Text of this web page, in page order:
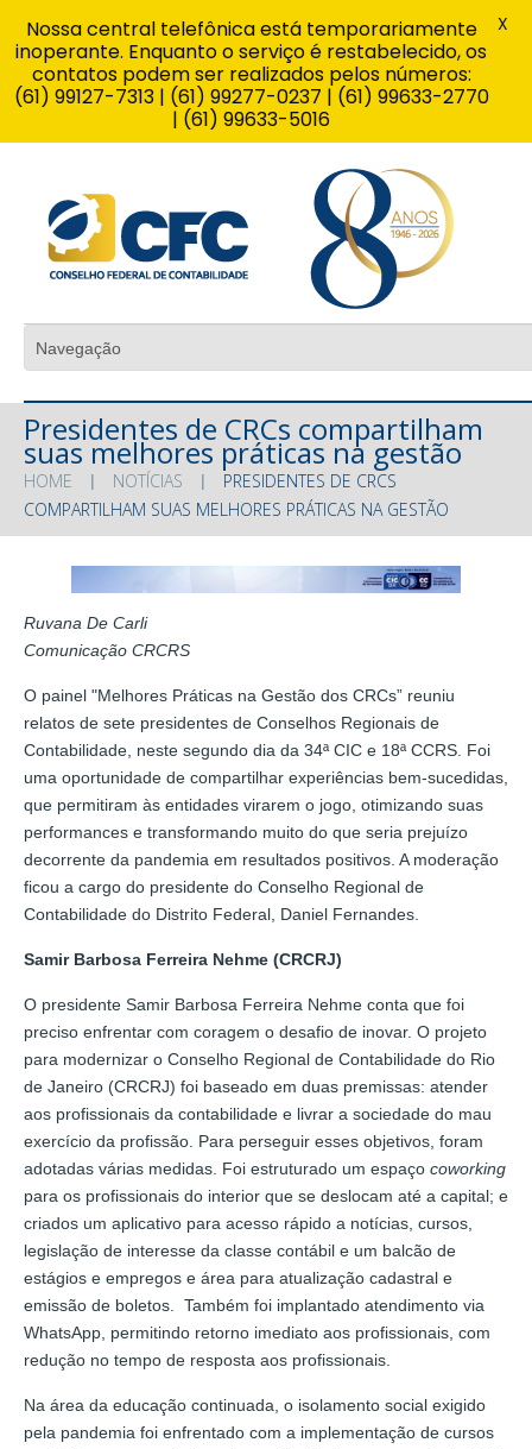
Presidentes de CRCs compartilham
suas melhores práticas na gestão
HOME NOTÍCIAS
PRESIDENTES DE CRCS
COMPARTILHAM SUAS MELHORES PRÁTICAS NA GESTÃO
Ruvana De Carli
Comunicação CRCRS
O painel "Melhores Práticas na Gestão dos CRCs” reuniu
relatos de sete presidentes de Conselhos Regionais de
Contabilidade, neste segundo dia da 34ª CIC e 18ª CCRS. Foi
uma oportunidade de compartilhar experiências bem-sucedidas,
que permitiram às entidades virarem o jogo, otimizando suas
performances e transformando muito do que seria prejuízo
decorrente da pandemia em resultados positivos. A moderação
ficou a cargo do presidente do Conselho Regional de
Contabilidade do Distrito Federal, Daniel Fernandes.
Samir Barbosa Ferreira Nehme (CRCRJ)
O presidente Samir Barbosa Ferreira Nehme conta que foi
preciso enfrentar com coragem o desafio de inovar. O projeto
para modernizar o Conselho Regional de Contabilidade do Rio
de Janeiro (CRCRJ) foi baseado em duas premissas: atender
aos profissionais da contabilidade e livrar a sociedade do mau
exercício da profissão. Para perseguir esses objetivos, foram
adotadas várias medidas. Foi estruturado um espaço coworking
para os profissionais do interior que se deslocam até a capital; e
criados um aplicativo para acesso rápido a notícias, cursos,
legislação de interesse da classe contábil e um balcão de
estágios e empregos e área para atualização cadastral e
emissão de boletos. Também foi implantado atendimento via
WhatsApp, permitindo retorno imediato aos profissionais, com
redução no tempo de resposta aos profissionais.
Na área da educação continuada, o isolamento social exigido
pela pandemia foi enfrentado com a implementação de cursos
Nossa central telefônica está temporariamente
inoperante. Enquanto o serviço é restabelecido, os
contatos podem ser realizados pelos números:
(61) 99127-7313 | (61) 99277-0237 | (61) 99633-2770
| (61) 99633-5016
X